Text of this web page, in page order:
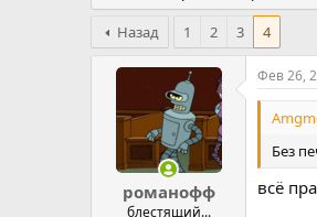
о
р
т
ы
а
а
ч
л
а
Назад
1 2 3 4
романофф
блестящий...
Фев 26,
Без
всё